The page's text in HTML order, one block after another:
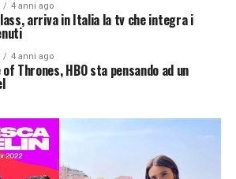
4 anni ago
arriva in Italia la tv che integra i
4 anni ago
of Thrones, HBO sta pensando ad un